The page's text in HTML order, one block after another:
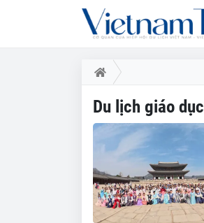
Du lịch giáo dục